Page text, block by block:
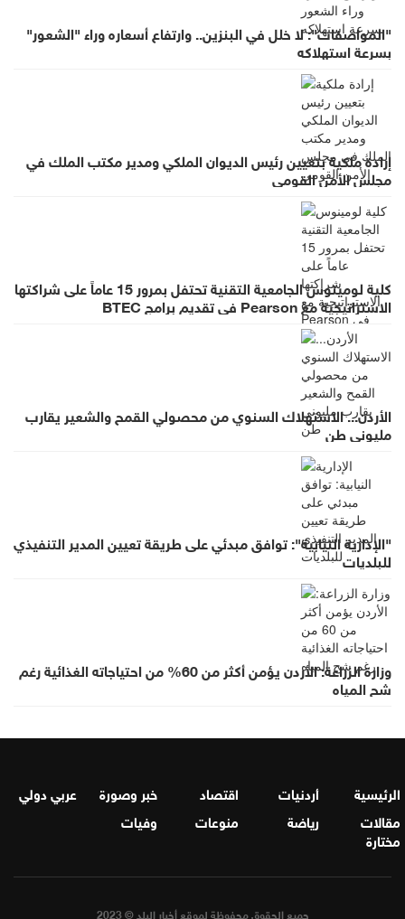
"المواصفات": لا خلل في البنزين.. وارتفاع أسعاره وراء "الشعور"
بسرعة استهلاكه
إرادة ملكية بتعيين رئيس الديوان الملكي ومدير مكتب الملك في
مجلس الأمن القومي
كلية لومينوس الجامعية التقنية تحتفل بمرور 15 عاماً على شراكتها
الاستراتيجية مع Pearson في تقديم برامج BTEC
الأردن... الاستهلاك السنوي من محصولي القمح والشعير يقارب
مليوني طن
"الإدارية النيابية": توافق مبدئي على طريقة تعيين المدير التنفيذي
للبلديات
وزارة الزراعة: الأردن يؤمن أكثر من 60% من احتياجاته الغذائية رغم
شح المياه
الرئيسية أردنيات اقتصاد خبر وصورة
عربي دولي
مقالات
مختارة
رياضة منوعات وفيات
جميع الحقوق محفوظة لموقع أخبار البلد © 2023